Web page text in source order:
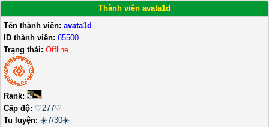
Thành viên avata1d
Tên thành viên: avata1d
ID thành viên: 65500
Trạng thái: Offline
Rank:
Cấp độ: ♡277♡
Tu luyện: ☀️7/30☀️